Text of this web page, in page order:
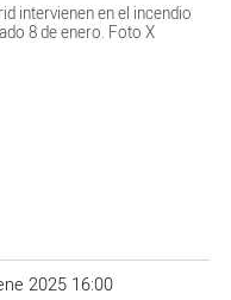
intervienen en el incendio
8 de enero. Foto X
2025 16:00